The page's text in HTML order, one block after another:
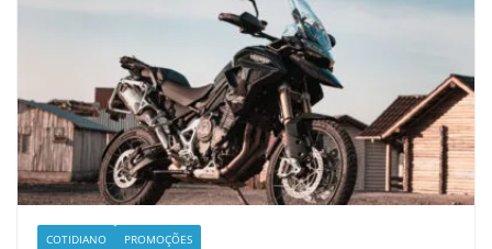
COTIDIANO PROMOÇÕES